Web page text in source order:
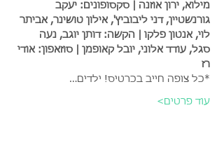
מילוא, ירון אוזנה | סקסופונים: יעקב
גורנשטיין, דני ליבוביץ', אילון טושינר, אביתר
לוי, אנטון פלקו | הקשה: דותן יוגב, נעה
סגל, עודד אלוני, יובל קאופמן | סוזאפון: אודי
רז
*כל צופה חייב בכרטיס! ילדים…
עוד פרטים>